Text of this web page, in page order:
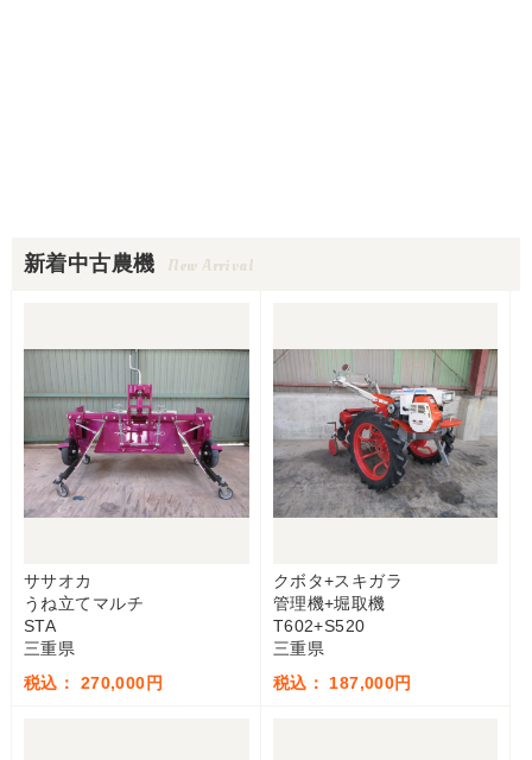
新着中古農機 New Arrival
ササオカ
うね立てマルチ
STA
三重県
税込： 270,000円
クボタ+スキガラ
管理機+堀取機
T602+S520
三重県
税込： 187,000円